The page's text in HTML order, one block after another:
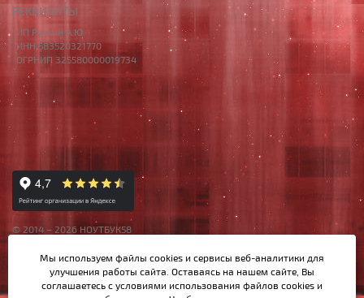
РЕКВИЗИТЫ
ИП Ручкин А.Ю.
ИНН 583520321770
ОГРНИП 325580000019734
© 2014 – 2026 НОУТБУК58
материалы и цены на сайте не являются публичной офертой,
определяемой Ст.437 ГК РФ.
Мы используем файлы cookies и сервисы веб-аналитики для
улучшения работы сайта. Оставаясь на нашем сайте, Вы
соглашаетесь с условиями использования файлов cookies и